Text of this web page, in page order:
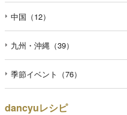
中国（12）
九州・沖縄（39）
季節イベント（76）
dancyuレシピ